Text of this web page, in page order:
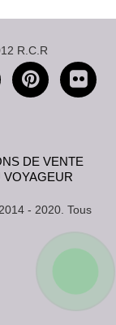
R.C.R
DE VENTE
- 2020. Tous